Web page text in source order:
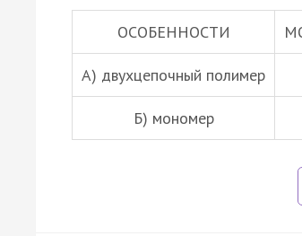
ОСОБЕННОСТИ
А) двухцепочный полимер
Б) мономер